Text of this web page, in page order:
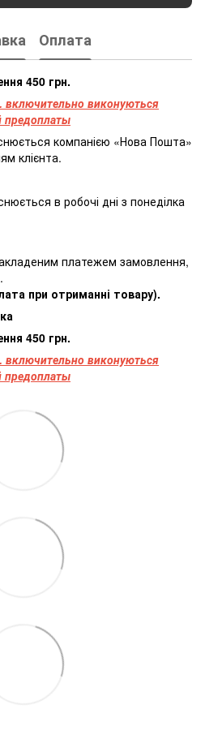
Оплата
450 грн.
включительно виконуються
предоплаты
компанією «Нова Пошта»
клієнта.
в робочі дні з понеділка
платежем замовлення,
при отриманні товару).
450 грн.
включительно виконуються
предоплаты